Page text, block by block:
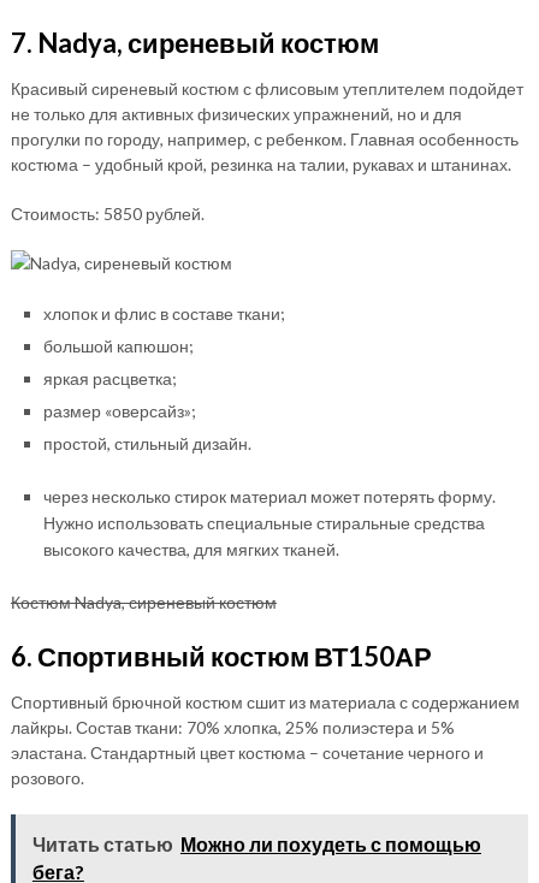
7. Nadya, сиреневый костюм
Красивый сиреневый костюм с флисовым утеплителем подойдет
не только для активных физических упражнений, но и для
прогулки по городу, например, с ребенком. Главная особенность
костюма – удобный крой, резинка на талии, рукавах и штанинах.
Стоимость: 5850 рублей.
хлопок и флис в составе ткани;
большой капюшон;
яркая расцветка;
размер «оверсайз»;
простой, стильный дизайн.
через несколько стирок материал может потерять форму.
Нужно использовать специальные стиральные средства
высокого качества, для мягких тканей.
Костюм Nadya, сиреневый костюм
6. Спортивный костюм ВТ150АР
Спортивный брючной костюм сшит из материала с содержанием
лайкры. Состав ткани: 70% хлопка, 25% полиэстера и 5%
эластана. Стандартный цвет костюма – сочетание черного и
розового.
Читать статью Можно ли похудеть с помощью
бега?